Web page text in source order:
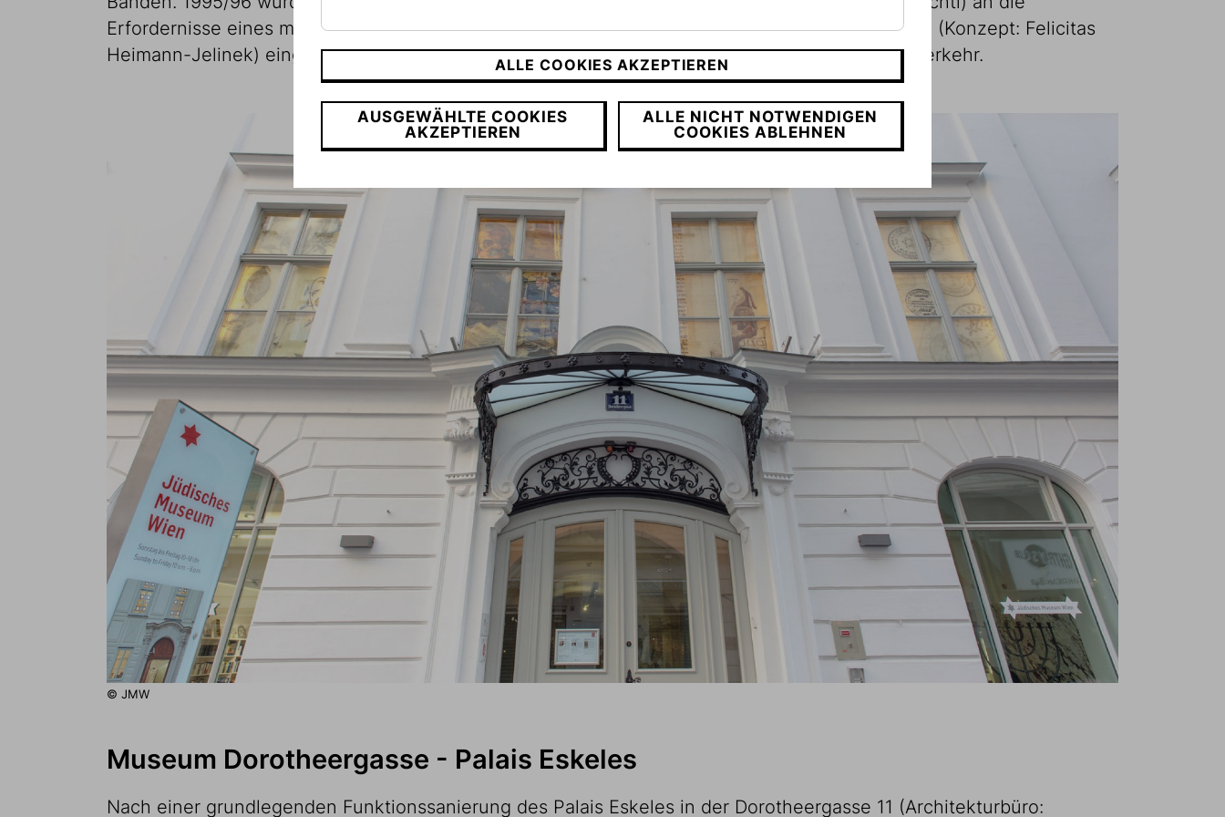
Erfordernisse eines modernen Museumsbetriebs angepasst und erstmals eine Dauerausstellung (Konzept: Felicitas
Heimann-Jelinek) eingerichtet. 1998 öffnete das Archiv für den wissenschaftlichen Publikumsverkehr.
© JMW
Museum Dorotheergasse - Palais Eskeles
Nach einer grundlegenden Funktionssanierung des Palais Eskeles in der Dorotheergasse 11 (Architekturbüro:
ALLE COOKIES AKZEPTIEREN
AUSGEWÄHLTE COOKIES
AKZEPTIEREN
ALLE NICHT NOTWENDIGEN
COOKIES ABLEHNEN